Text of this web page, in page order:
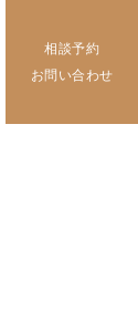
相談予約
お問い合わせ